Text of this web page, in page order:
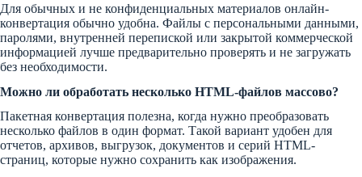
Для обычных и не конфиденциальных материалов онлайн-
конвертация обычно удобна. Файлы с персональными данными,
паролями, внутренней перепиской или закрытой коммерческой
информацией лучше предварительно проверять и не загружать
без необходимости.
Можно ли обработать несколько HTML-файлов массово?
Пакетная конвертация полезна, когда нужно преобразовать
несколько файлов в один формат. Такой вариант удобен для
отчетов, архивов, выгрузок, документов и серий HTML-
страниц, которые нужно сохранить как изображения.